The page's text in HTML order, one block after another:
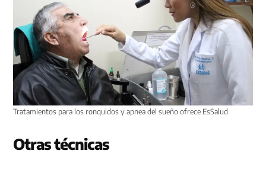
Tratamientos para los ronquidos y apnea del sueño ofrece EsSalud
Otras técnicas